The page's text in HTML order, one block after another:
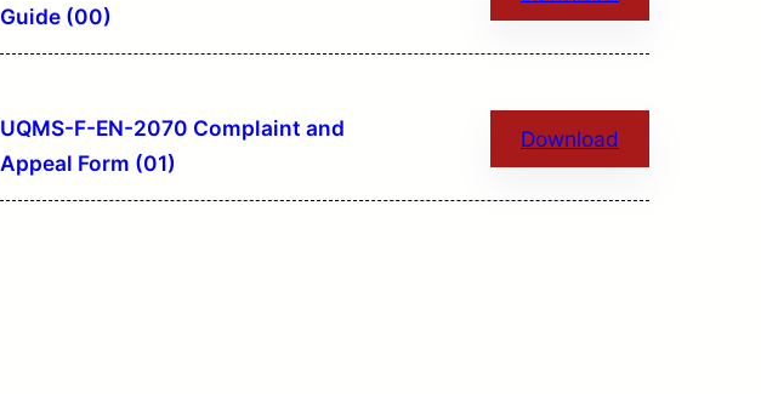
Guide (00)
UQMS-F-EN-2070 Complaint and
Appeal Form (01)
Download